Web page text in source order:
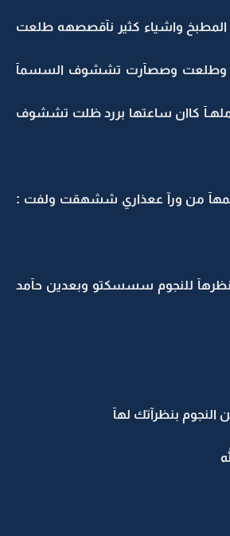
واشياء كثير نآقصصهه طلعت
وطلعت وصصآرت تششوف السسمآ
كاان ساعتها بررد ظلت تششوف
من ورآ ععذاري ششهقت ولفت :
للنجوم سسسكتو وبعدين حآمد
النجوم بنظرآتك لهآ